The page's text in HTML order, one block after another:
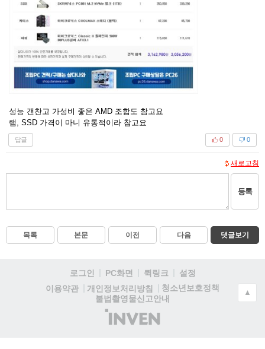
성능 갠찬고 가성비 좋은 AMD 조합도 참고요
램, SSD 가격이 마니 유통적이라 참고요
답글 0
0
새로고침
등록
목록 본문 이전 다음 댓글보기
로그인 PC화면 퀵링크
설정
이용약관
개인정보처리방침
청소년보호정책
불법촬영물신고안내
(주)
인
▲